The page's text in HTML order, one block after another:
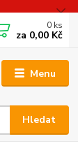
Menu
Hledat
0 ks
za 0,00 Kč